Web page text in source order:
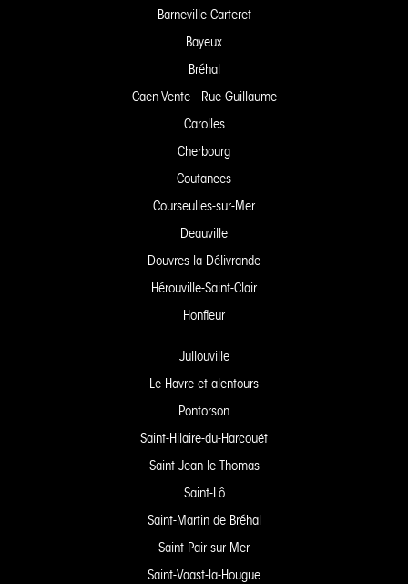
Barneville-Carteret
Bayeux
Bréhal
Caen Vente - Rue Guillaume
Carolles
Cherbourg
Coutances
Courseulles-sur-Mer
Deauville
Douvres-la-Délivrande
Hérouville-Saint-Clair
Honfleur
Jullouville
Le Havre et alentours
Pontorson
Saint-Hilaire-du-Harcouët
Saint-Jean-le-Thomas
Saint-Lô
Saint-Martin de Bréhal
Saint-Pair-sur-Mer
Saint-Vaast-la-Hougue